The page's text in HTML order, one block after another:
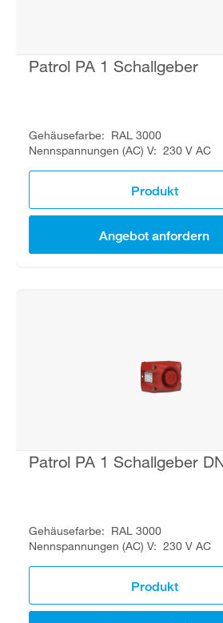
Patrol PA 1 Schallgeber
Gehäusefarbe
RAL 3000
Nennspannungen (AC) V
230 V AC
Produkt
Angebot anfordern
Patrol PA 1 Schallgeber
Gehäusefarbe
RAL 3000
Nennspannungen (AC) V
230 V AC
Produkt